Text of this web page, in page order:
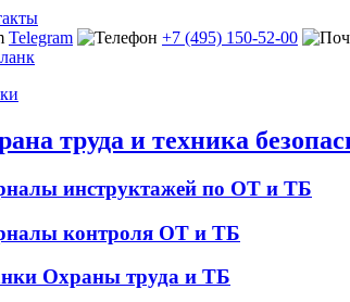
Telegram +7 (495) 150-52-00
труда и техника
инструктажей по ОТ и ТБ
контроля ОТ и ТБ
Охраны труда и ТБ